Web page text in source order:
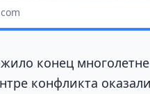
конец
конфликта